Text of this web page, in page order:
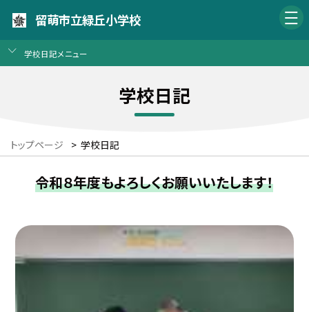
留萌市立緑丘小学校
学校日記メニュー
学校日記
トップページ > 学校日記
令和８年度もよろしくお願いいたします！